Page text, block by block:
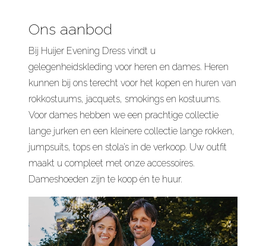
Ons aanbod
Bij Huijer Evening Dress vindt u
gelegenheidskleding voor heren en dames. Heren
kunnen bij ons terecht voor het kopen en huren van
rokkostuums, jacquets, smokings en kostuums.
Voor dames hebben we een prachtige collectie
lange jurken en een kleinere collectie lange rokken,
jumpsuits, tops en stola’s in de verkoop. Uw outfit
maakt u compleet met onze accessoires.
Dameshoeden zijn te koop én te huur.